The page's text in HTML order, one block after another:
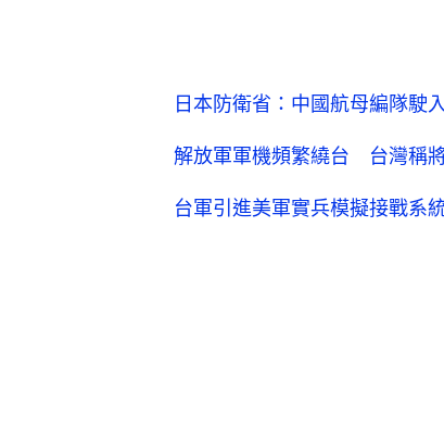
日本防衛省：中國航母編隊駛
解放軍軍機頻繁繞台 台灣稱
台軍引進美軍實兵模擬接戰系